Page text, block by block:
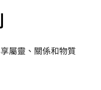
屬靈、關係和物質